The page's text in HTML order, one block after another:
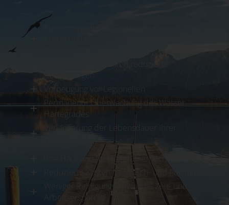
Ablagerungen
Vorbeugung vor Legionellen
Permanente Überwachung des Wasser-
Härtegrades
Verlängerung der Lebensdauer Ihrer
Haushaltsgeräte
Ihre Haut und Ihr Haar fühlen sich gepflegter an
Reduzierte Kosten für Wasch- und Putzmittel
Weniger Reinigungsaufwand – Zeit- und
Arbeitsersparnis